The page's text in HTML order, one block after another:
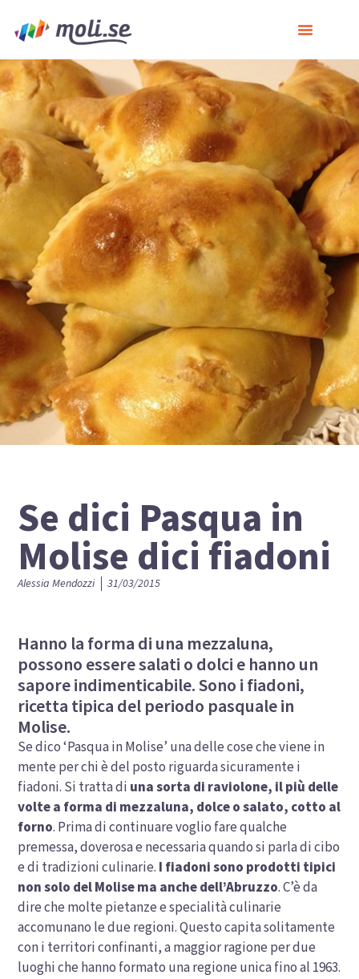
Se dici Pasqua in
Molise dici fiadoni
Alessia Mendozzi 31/03/2015
Hanno la forma di una mezzaluna,
possono essere salati o dolci e hanno un
sapore indimenticabile. Sono i fiadoni,
ricetta tipica del periodo pasquale in
Molise.
Se dico ‘Pasqua in Molise’ una delle cose che viene in
mente per chi è del posto riguarda sicuramente i
fiadoni. Si tratta di una sorta di raviolone, il più delle
volte a forma di mezzaluna, dolce o salato, cotto al
forno. Prima di continuare voglio fare qualche
premessa, doverosa e necessaria quando si parla di cibo
e di tradizioni culinarie. I fiadoni sono prodotti tipici
non solo del Molise ma anche dell’Abruzzo. C’è da
dire che molte pietanze e specialità culinarie
accomunano le due regioni. Questo capita solitamente
con i territori confinanti, a maggior ragione per due
luoghi che hanno formato una regione unica fino al 1963.